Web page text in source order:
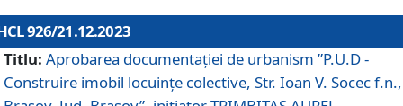
926/21.12.2023
Titlu: Aprobarea documentaţiei de urbanism ”P.U.D -
Construire imobil locuințe colective, Str. Ioan V. Socec f.n.,